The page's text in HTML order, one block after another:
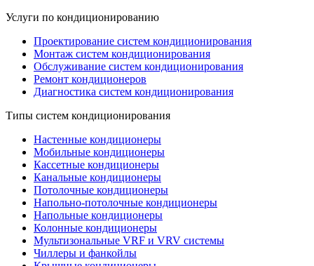
Услуги по кондиционированию
Проектирование систем кондиционирования
Монтаж систем кондиционирования
Обслуживание систем кондиционирования
Ремонт кондиционеров
Диагностика систем кондиционирования
Типы систем кондиционирования
Настенные кондиционеры
Мобильные кондиционеры
Кассетные кондиционеры
Канальные кондиционеры
Потолочные кондиционеры
Напольно-потолочные кондиционеры
Напольные кондиционеры
Колонные кондиционеры
Мультизональные VRF и VRV системы
Чиллеры и фанкойлы